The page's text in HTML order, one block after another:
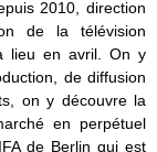
2010, direction
de la télévision
lieu en avril. On y
de diffusion
on y découvre la
en perpétuel
de Berlin qui est